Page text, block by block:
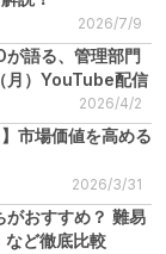
2026/7/9
が語る、管理部門
月）YouTube配信
2026/4/2
市場価値を高める
2026/3/31
がおすすめ？ 難易
など徹底比較